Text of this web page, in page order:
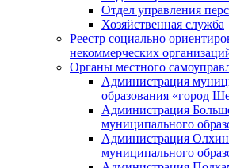
Отдел управления
Хозяйственная служба
Реестр социально
некоммерческих
Органы местного
Администрация
образования «город
Администрация
муниципального
Администрация
муниципального